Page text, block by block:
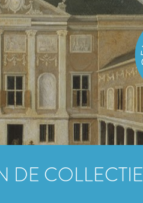
DE COLLECTIE